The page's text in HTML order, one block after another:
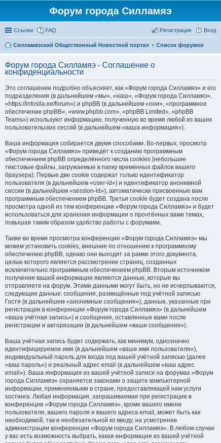
Форум города Силламяэ
Ссылки FAQ Вход
Регистрация
Силламяэский Общественный Новостной портал Список форумов
Форум города Силламяэ - Соглашение о
конфиденциальности
Это соглашение подробно объясняет, как «Форум города Силламяэ» и его
подразделения (в дальнейшем «мы», «наш», «Форум города Силламяэ»,
«https://infosila.ee/forum») и phpBB (в дальнейшем «они», «программное
обеспечение phpBB», «www.phpbb.com», «phpBB Limited», «phpBB
Teams») используют информацию, полученную во время любой из ваших
пользовательских сессий (в дальнейшем «ваша информация»).
Ваша информация собирается двумя способами. Во-первых, просмотр
«Форум города Силламяэ» приведёт к созданию программным
обеспечением phpBB определённого числа cookies (небольшие
текстовые файлы, загружаемые в папку временных файлов вашего
браузера). Первые две cookie содержат только идентификатор
пользователя (в дальнейшем «user-id») и идентификатор анонимной
сессии (в дальнейшем «session-id»), автоматически присвоенные вам
программным обеспечением phpBB. Третья cookie будет создана после
просмотра одной из тем конференции «Форум города Силламяэ» и будет
использоваться для хранения информации о прочтённых вами темах,
повышая таким образом удобство работы с форумами.
Также во время просмотра конференции «Форум города Силламяэ» мы
можем установить cookies, внешние по отношению к программному
обеспечению phpBB, однако они выходят за рамки этого документа,
целью которого является рассмотрение страниц, созданных
исключительно программным обеспечением phpBB. Вторым источником
получения вашей информации являются данные, которые вы
отправляете на форум. Этими данными могут быть, но не исчерпываются,
следующие данные: сообщения, размещённые под учётной записью
Гостя (в дальнейшем «анонимные сообщения»), данные, указанные при
регистрации в конференции «Форум города Силламяэ» (в дальнейшем
«ваша учётная запись») и сообщения, оставленные вами после
регистрации и авторизации (в дальнейшем «ваши сообщения»).
Ваша учётная запись будет содержать, как минимум, однозначно
идентифицируемое имя (в дальнейшем «ваше имя пользователя»),
индивидуальный пароль для входа под вашей учётной записью (далее
«ваш пароль») и реальный адрес email (в дальнейшем «ваш адрес
email»). Ваша информация из вашей учётной записи на форумах «Форум
города Силламяэ» охраняется законами о защите компьютерной
информации, применяемыми в стране, предоставляющей нам услуги
хостинга. Любая информация, запрашиваемая при регистрации в
конференции «Форум города Силламяэ», кроме вашего имени
пользователя, вашего пароля и вашего адреса email, может быть как
необходимой, так и необязательной ко вводу, на усмотрение
администрации конференции «Форум города Силламяэ». В любом случае
у вас есть возможность выбрать, какая информация из вашей учётной